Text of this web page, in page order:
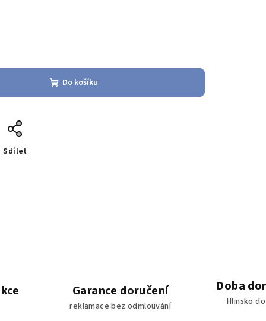
Do košíku
Sdílet
Garance doručení
reklamace bez odmlouvání
Doba
Hlinsko